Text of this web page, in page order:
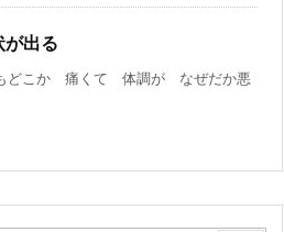
出る
どこか 痛くて 体調が なぜだか悪